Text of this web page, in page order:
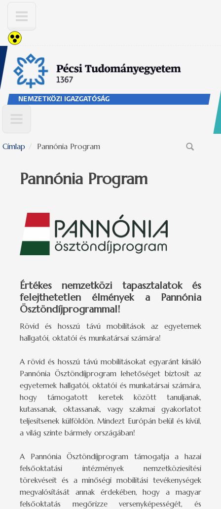
NEMZETKÖZI IGAZGATÓSÁG
Keresés űrlap
Címlap Pannónia Program
Pannónia Program
Értékes nemzetközi tapasztalatok és
felejthetetlen élmények a Pannónia
Ösztöndíjprogrammal!
Rövid és hosszú távú mobilitások az egyetemek
hallgatói, oktatói és munkatársai számára!
A rövid és hosszú távú mobilitásokat egyaránt kínáló
Pannónia Ösztöndíjprogram lehetőséget biztosít az
egyetemek hallgatói, oktatói és munkatársai számára,
hogy támogatott keretek között tanuljanak,
kutassanak, oktassanak, vagy szakmai gyakorlatot
teljesítsenek külföldön. Mindezt Európán belül és kívül,
a világ szinte bármely országában!
A Pannónia Ösztöndíjprogram támogatja a hazai
felsőoktatási intézmények nemzetköziesítési
törekvéseit és a minőségi mobilitási tevékenységek
megvalósítását annak érdekében, hogy a magyar
felsőoktatás megőrizze versenyképességét, és